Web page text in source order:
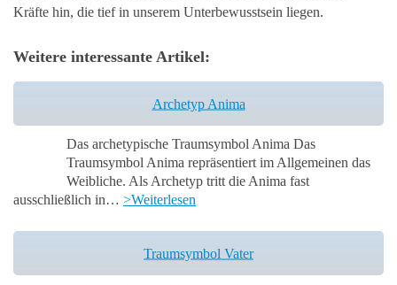
Kräfte hin, die tief in unserem Unterbewusstsein liegen.
Weitere interessante Artikel:
Archetyp Anima
Das archetypische Traumsymbol Anima Das
Traumsymbol Anima repräsentiert im Allgemeinen das
Weibliche. Als Archetyp tritt die Anima fast
ausschließlich in… >Weiterlesen
Traumsymbol Vater